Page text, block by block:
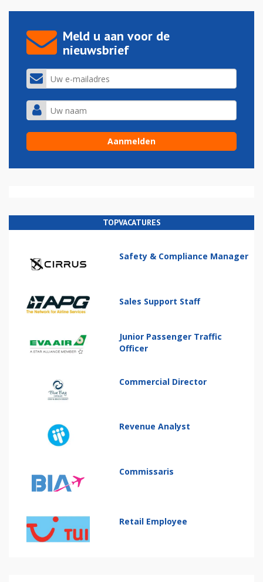
Meld u aan voor de
nieuwsbrief
TOPVACATURES
Safety & Compliance Manager
Sales Support Staff
Junior Passenger Traffic
Officer
Commercial Director
Revenue Analyst
Commissaris
Retail Employee